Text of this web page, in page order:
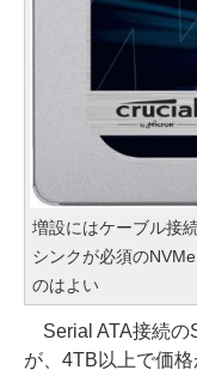
増設にはケーブル接
シンクが必須の
のはよい
Serial ATA接続の
が、4TB以上で価